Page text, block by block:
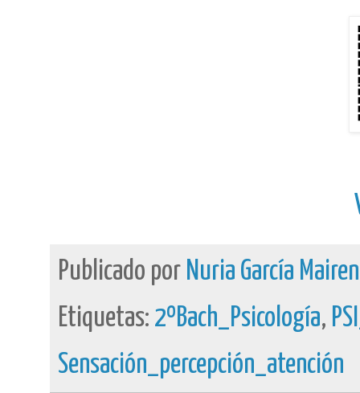
Publicado por Nuria García
Etiquetas: 2ºBach_Psicología,
Sensación_percepción_atención